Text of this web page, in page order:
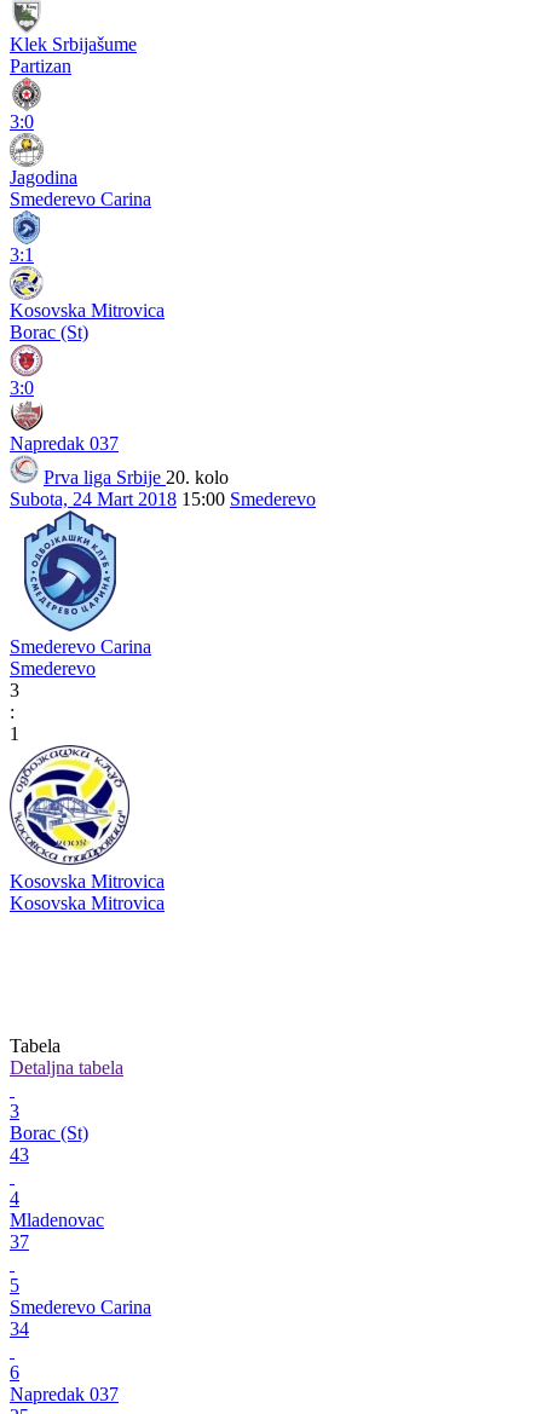
Klek Srbijašume
Partizan
3:0
Jagodina
Smederevo Carina
3:1
Kosovska Mitrovica
Borac (St)
3:0
Napredak 037
Prva liga Srbije 20. kolo
Subota, 24 Mart 2018 15:00 Smederevo
Smederevo Carina
Smederevo
3
:
1
Kosovska Mitrovica
Kosovska Mitrovica
Tabela
Detaljna tabela
3
Borac (St)
43
4
Mladenovac
37
5
Smederevo Carina
34
6
Napredak 037